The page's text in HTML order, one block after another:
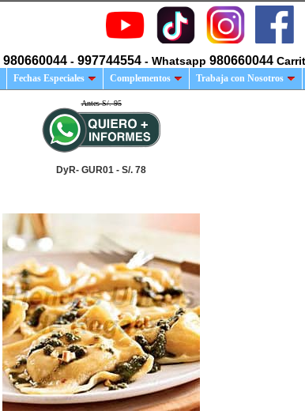
980660044 - 997744554 - Whatsapp 980660044
Fechas Especiales Complementos Trabaja con Nosotros
Antes S/. 95
DyR- GUR01 - S/. 78